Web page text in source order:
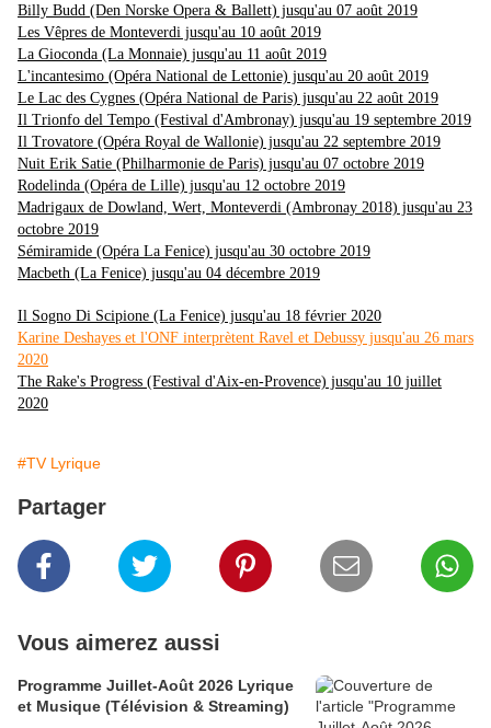
Billy Budd (Den Norske Opera & Ballett) jusqu'au 07 août 2019
Les Vêpres de Monteverdi jusqu'au 10 août 2019
La Gioconda (La Monnaie) jusqu'au 11 août 2019
L'incantesimo (Opéra National de Lettonie) jusqu'au 20 août 2019
Le Lac des Cygnes (Opéra National de Paris) jusqu'au 22 août 2019
Il Trionfo del Tempo (Festival d'Ambronay) jusqu'au 19 septembre 2019
Il Trovatore (Opéra Royal de Wallonie) jusqu'au 22 septembre 2019
Nuit Erik Satie (Philharmonie de Paris) jusqu'au 07 octobre 2019
Rodelinda (Opéra de Lille) jusqu'au 12 octobre 2019
Madrigaux de Dowland, Wert, Monteverdi (Ambronay 2018) jusqu'au 23
octobre 2019
Sémiramide (Opéra La Fenice) jusqu'au 30 octobre 2019
Macbeth (La Fenice) jusqu'au 04 décembre 2019
Il Sogno Di Scipione (La Fenice) jusqu'au 18 février 2020
Karine Deshayes et l'ONF interprètent Ravel et Debussy jusqu'au 26 mars
2020
The Rake's Progress (Festival d'Aix-en-Provence) jusqu'au 10 juillet
2020
#TV Lyrique
Partager
Vous aimerez aussi
Programme Juillet-Août 2026 Lyrique
et Musique (Télévision & Streaming)